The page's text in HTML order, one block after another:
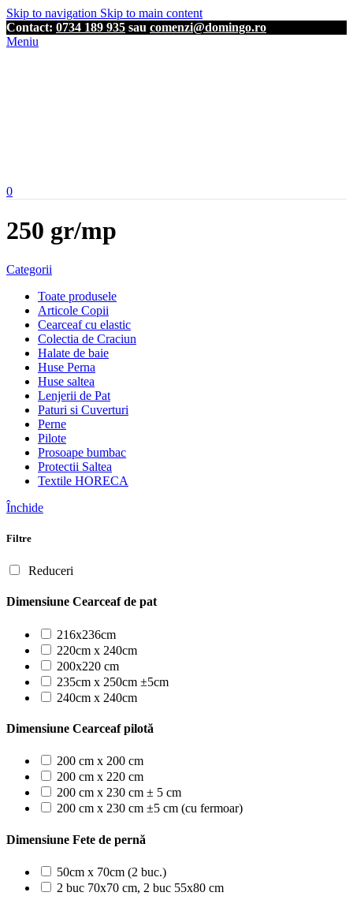
Skip to navigation Skip to main content
Contact: 0734 189 935 sau comenzi@domingo.ro
Meniu
0
250 gr/mp
Categorii
Toate produsele
Articole Copii
Cearceaf cu elastic
Colectia de Craciun
Halate de baie
Huse Perna
Huse saltea
Lenjerii de Pat
Paturi si Cuverturi
Perne
Pilote
Prosoape bumbac
Protectii Saltea
Textile HORECA
Închide
Filtre
Reduceri
Dimensiune Cearceaf de pat
216x236cm
220cm x 240cm
200x220 cm
235cm x 250cm ±5cm
240cm x 240cm
Dimensiune Cearceaf pilotă
200 cm x 200 cm
200 cm x 220 cm
200 cm x 230 cm ± 5 cm
200 cm x 230 cm ±5 cm (cu fermoar)
Dimensiune Fete de pernă
50cm x 70cm (2 buc.)
2 buc 70x70 cm, 2 buc 55x80 cm